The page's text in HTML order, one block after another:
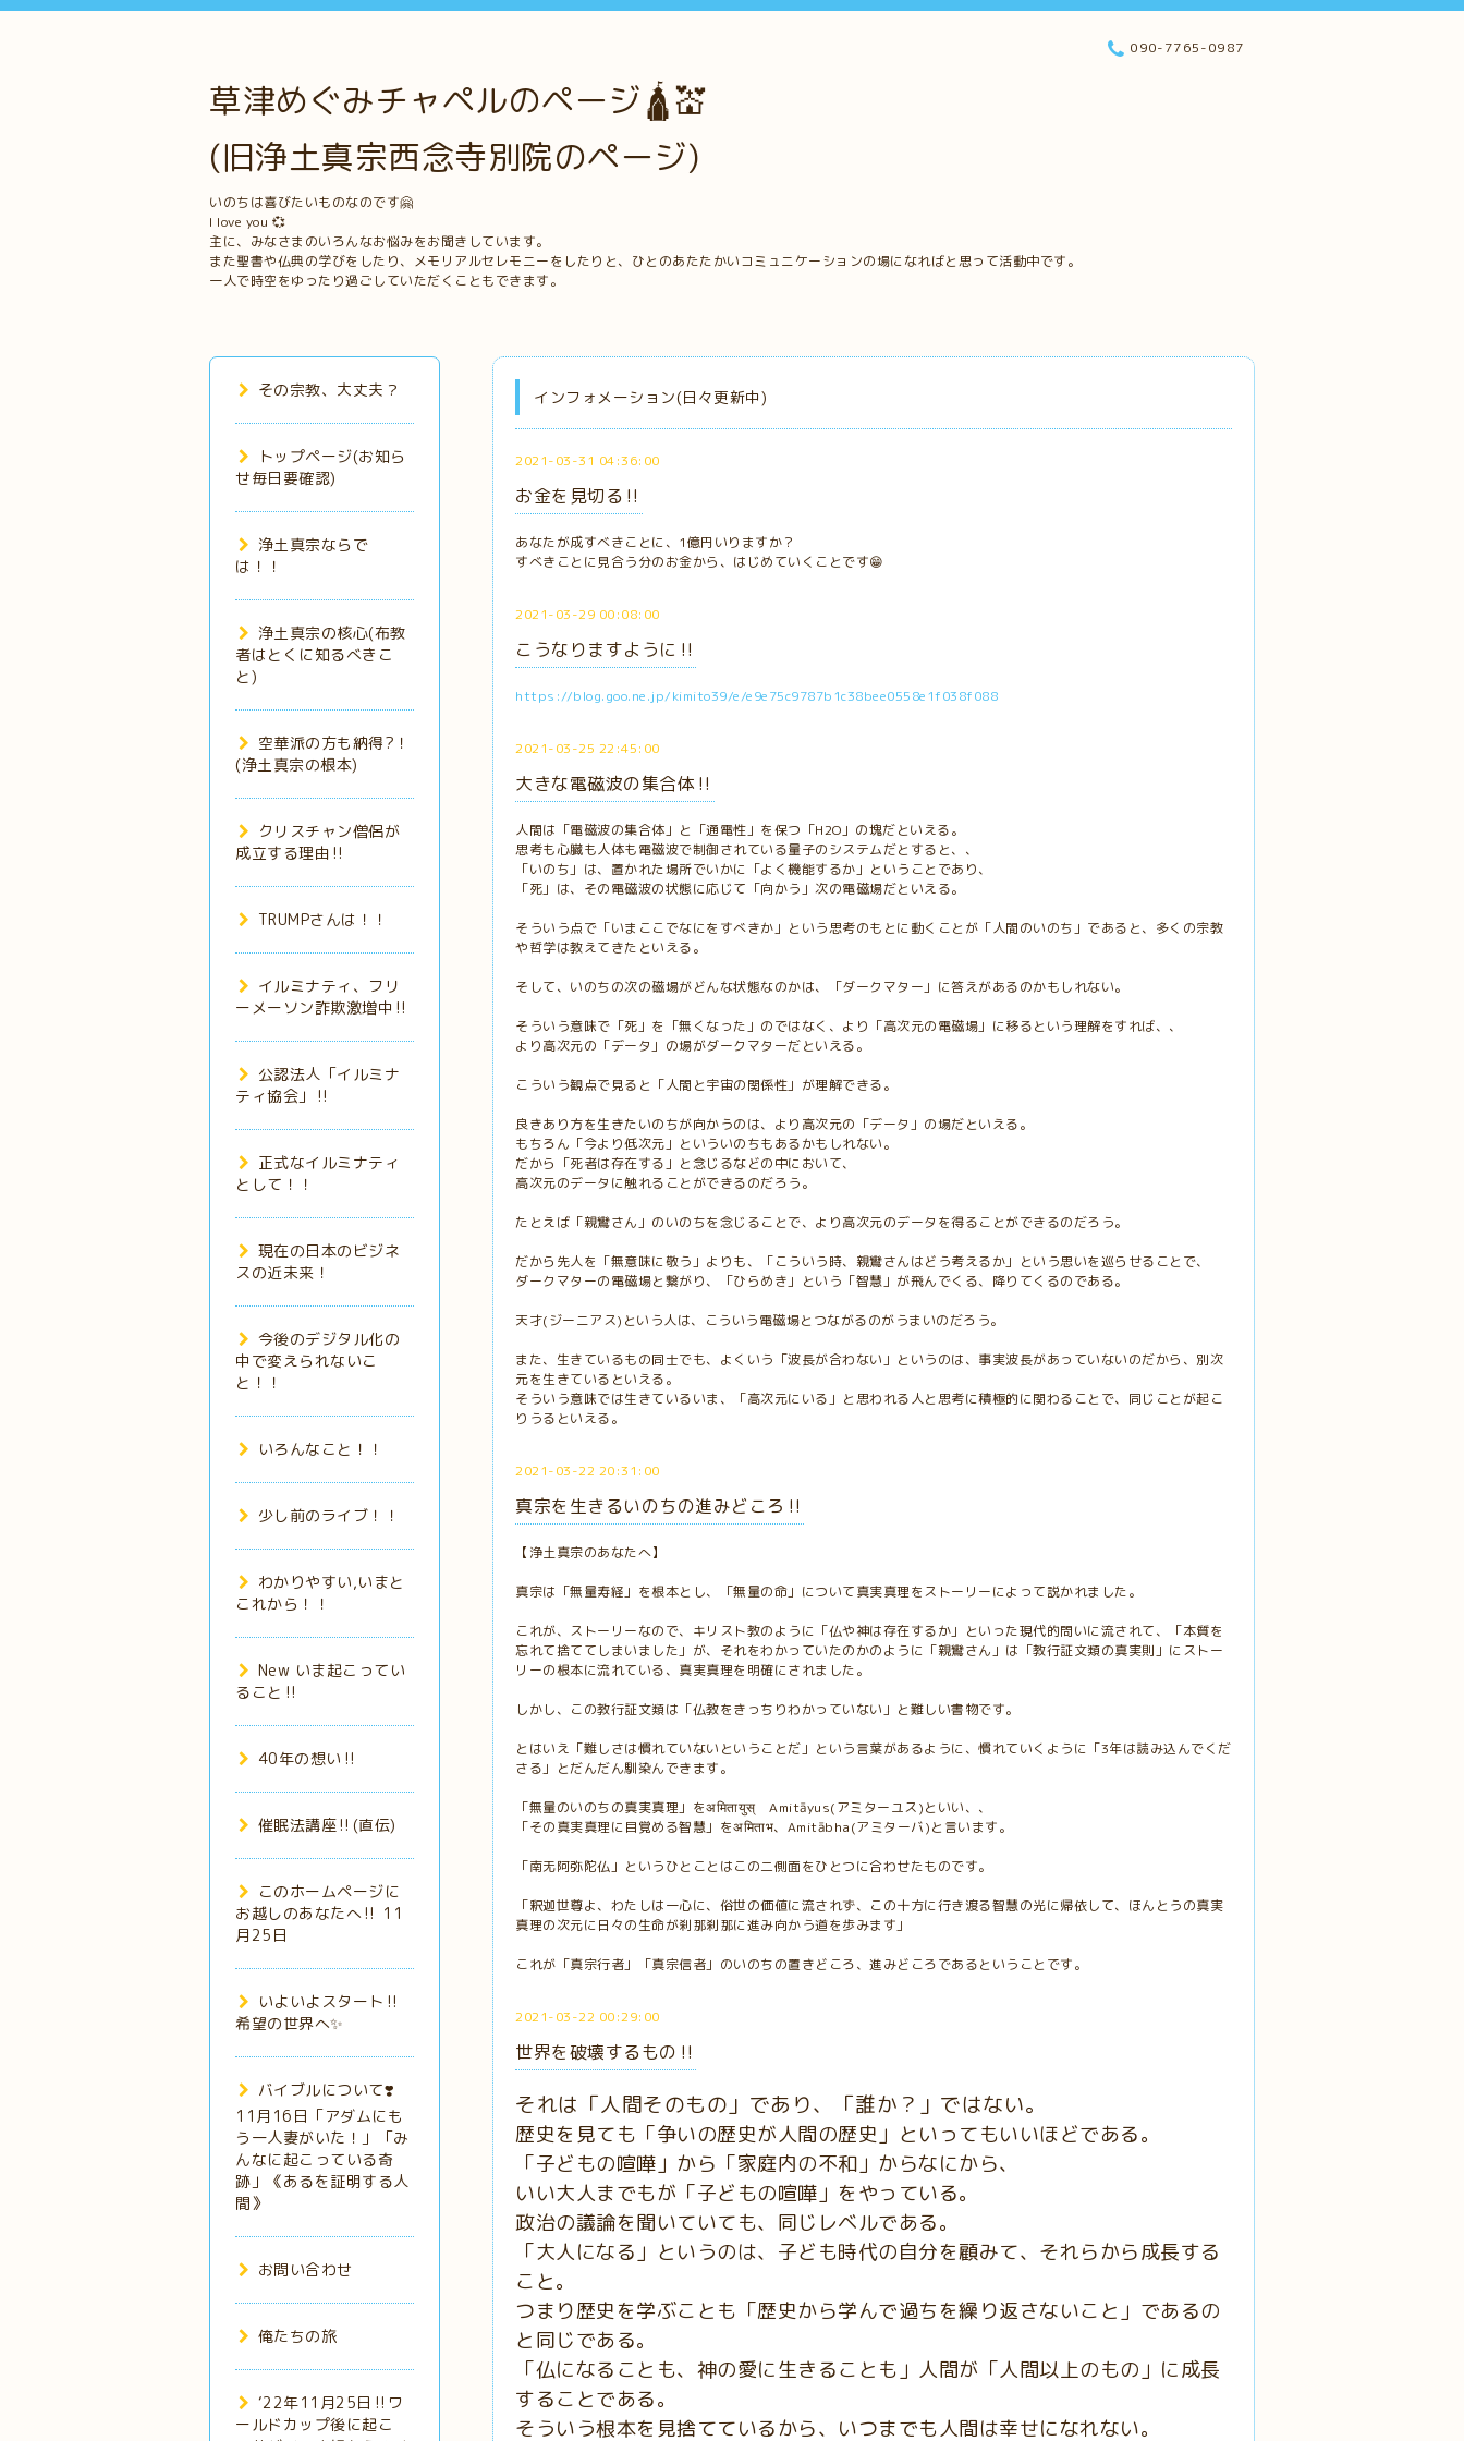
草津めぐみチャペルのページ🛕💒
(旧浄土真宗西念寺別院のページ)
いのちは喜びたいものなのです🤗
I love you 💞
主に、みなさまのいろんなお悩みをお聞きしています。
また聖書や仏典の学びをしたり、メモリアルセレモニーをしたりと、ひとのあたたかいコミュニケーションの場になればと思って活動中です。
一人で時空をゆったり過ごしていただくこともできます。
090-7765-0987
インフォメーション(日々更新中)
2021-03-31 04:36:00
お金を見切る‼️
あなたが成すべきことに、1億円いりますか？
すべきことに見合う分のお金から、はじめていくことです😁
2021-03-29 00:08:00
こうなりますように‼️
https://blog.goo.ne.jp/kimito39/e/e9e75c9787b1c38bee0558e1f038f088
2021-03-25 22:45:00
大きな電磁波の集合体‼️
人間は「電磁波の集合体」と「通電性」を保つ「H2O」の塊だといえる。
思考も心臓も人体も電磁波で制御されている量子のシステムだとすると、、
「いのち」は、置かれた場所でいかに「よく機能するか」ということであり、
「死」は、その電磁波の状態に応じて「向かう」次の電磁場だといえる。
そういう点で「いまここでなにをすべきか」という思考のもとに動くことが「人間のいのち」であると、多くの宗教
や哲学は教えてきたといえる。
そして、いのちの次の磁場がどんな状態なのかは、「ダークマター」に答えがあるのかもしれない。
そういう意味で「死」を「無くなった」のではなく、より「高次元の電磁場」に移るという理解をすれば、、
より高次元の「データ」の場がダークマターだといえる。
こういう観点で見ると「人間と宇宙の関係性」が理解できる。
良きあり方を生きたいのちが向かうのは、より高次元の「データ」の場だといえる。
もちろん「今より低次元」といういのちもあるかもしれない。
だから「死者は存在する」と念じるなどの中において、
高次元のデータに触れることができるのだろう。
たとえば「親鸞さん」のいのちを念じることで、より高次元のデータを得ることができるのだろう。
だから先人を「無意味に敬う」よりも、「こういう時、親鸞さんはどう考えるか」という思いを巡らせることで、
ダークマターの電磁場と繋がり、「ひらめき」という「智慧」が飛んでくる、降りてくるのである。
天才(ジーニアス)という人は、こういう電磁場とつながるのがうまいのだろう。
また、生きているもの同士でも、よくいう「波長が合わない」というのは、事実波長があっていないのだから、別次
元を生きているといえる。
そういう意味では生きているいま、「高次元にいる」と思われる人と思考に積極的に関わることで、同じことが起こ
りうるといえる。
2021-03-22 20:31:00
真宗を生きるいのちの進みどころ‼️
【浄土真宗のあなたへ】
真宗は「無量寿経」を根本とし、「無量の命」について真実真理をストーリーによって説かれました。
これが、ストーリーなので、キリスト教のように「仏や神は存在するか」といった現代的問いに流されて、「本質を
忘れて捨ててしまいました」が、それをわかっていたのかのように「親鸞さん」は「教行証文類の真実則」にストー
リーの根本に流れている、真実真理を明確にされました。
しかし、この教行証文類は「仏教をきっちりわかっていない」と難しい書物です。
とはいえ「難しさは慣れていないということだ」という言葉があるように、慣れていくように「3年は読み込んでくだ
さる」とだんだん馴染んできます。
「無量のいのちの真実真理」をअमितायुस् Amitāyus(アミターユス)といい、、
「その真実真理に目覚める智慧」をअमिताभ、Amitābha(アミターバ)と言います。
「南无阿弥陀仏」というひとことはこの二側面をひとつに合わせたものです。
「釈迦世尊よ、わたしは一心に、俗世の価値に流されず、この十方に行き渡る智慧の光に帰依して、ほんとうの真実
真理の次元に日々の生命が刹那刹那に進み向かう道を歩みます」
これが「真宗行者」「真宗信者」のいのちの置きどころ、進みどころであるということです。
2021-03-22 00:29:00
世界を破壊するもの‼️
それは「人間そのもの」であり、「誰か？」ではない。
歴史を見ても「争いの歴史が人間の歴史」といってもいいほどである。
「子どもの喧嘩」から「家庭内の不和」からなにから、
いい大人までもが「子どもの喧嘩」をやっている。
政治の議論を聞いていても、同じレベルである。
「大人になる」というのは、子ども時代の自分を顧みて、それらから成長する
こと。
つまり歴史を学ぶことも「歴史から学んで過ちを繰り返さないこと」であるの
と同じである。
「仏になることも、神の愛に生きることも」人間が「人間以上のもの」に成長
することである。
そういう根本を見捨てているから、いつまでも人間は幸せになれない。
その宗教、大丈夫？
トップページ(お知ら
せ毎日要確認)
浄土真宗ならで
は！！
浄土真宗の核心(布教
者はとくに知るべきこ
と)
空華派の方も納得?！
(浄土真宗の根本)
クリスチャン僧侶が
成立する理由‼️
TRUMPさんは！！
イルミナティ、フリ
ーメーソン詐欺激増中‼️
公認法人「イルミナ
ティ協会」‼️
正式なイルミナティ
として！！
現在の日本のビジネ
スの近未来！
今後のデジタル化の
中で変えられないこ
と！！
いろんなこと！！
少し前のライブ！！
わかりやすい,いまと
これから！！
New いま起こってい
ること‼️
40年の想い‼️
催眠法講座‼️(直伝)
このホームページに
お越しのあなたへ‼️ 11
月25日
いよいよスタート‼️
希望の世界へ✨
バイブルについて❣️
11月16日「アダムにも
う一人妻がいた！」「み
んなに起こっている奇
跡」《あるを証明する人
間》
お問い合わせ
俺たちの旅
‘22年11月25日‼️ワ
ールドカップ後に起こ